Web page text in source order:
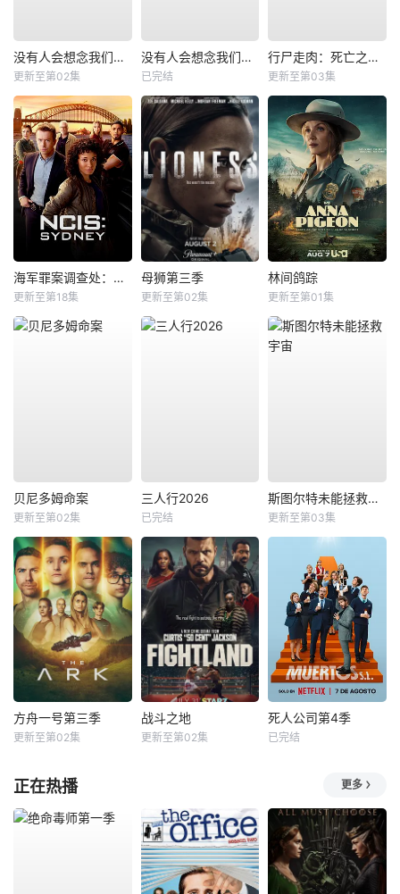
没有人会想念我们第二季
更新至第02集
没有人会想念我们第一季
已完结
行尸走肉：死亡之城第三季
更新至第03集
海军罪案调查处：悉尼第三季
更新至第18集
母狮第三季
更新至第02集
林间鸽踪
更新至第01集
贝尼多姆命案
更新至第02集
三人行2026
已完结
斯图尔特未能拯救宇宙
更新至第03集
方舟一号第三季
更新至第02集
战斗之地
更新至第02集
死人公司第4季
已完结
正在热播 更多